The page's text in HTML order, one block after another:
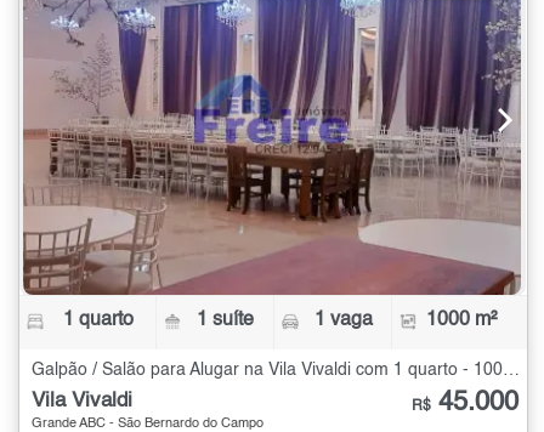
1 quarto 1 suíte 1 vaga 1000 m²
Vila Vivaldi
Grande ABC - São Bernardo do Campo
R$ 45.000